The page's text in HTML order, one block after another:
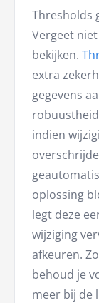
Thresholds
Vergeet
bekijken.
extra
gegevens
indien
oplossing
legt deze
wijziging
afkeuren.
behoud je
meer bij de